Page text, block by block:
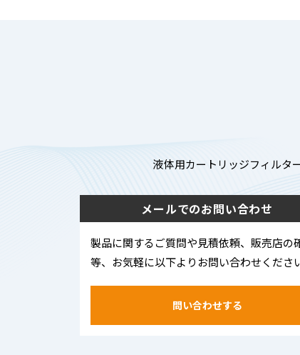
液体用カートリッジフィルタ
メールでのお問い合わせ
製品に関するご質問や見積依頼、販売店の
等、お気軽に以下よりお問い合わせくださ
問い合わせする